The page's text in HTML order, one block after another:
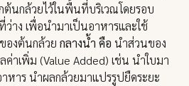
ต้นกล้วยไว้ในพื้นที่บริเวณโดยรอบ
าง เพื่อนำมาเป็นอาหารและใช้
องต้นกล้วยกลางน้ำ คือ นำส่วนของ
าเพิ่ม (Value Added) เช่น นำใบมา
หาร นำผลกล้วยมาแปรรูปยืดระยะ